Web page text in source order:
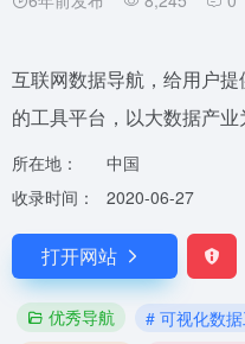
互联网数据导航，给用户
的工具平台，以大数据产业
所在地：
中国
收录时间：
2020-06-27
打开网站
优秀导航 # 可视化数